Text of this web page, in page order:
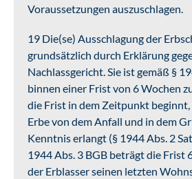
Voraussetzungen auszuschlagen.
19 Die(se) Ausschlagung der
grundsätzlich durch Erklärung
Nachlassgericht. Sie ist gemäß §
binnen einer Frist von 6 Wochen
die Frist in dem Zeitpunkt beginnt,
Erbe von dem Anfall und in dem
Kenntnis erlangt (§ 1944 Abs. 2
1944 Abs. 3 BGB beträgt die Frist
der Erblasser seinen letzten